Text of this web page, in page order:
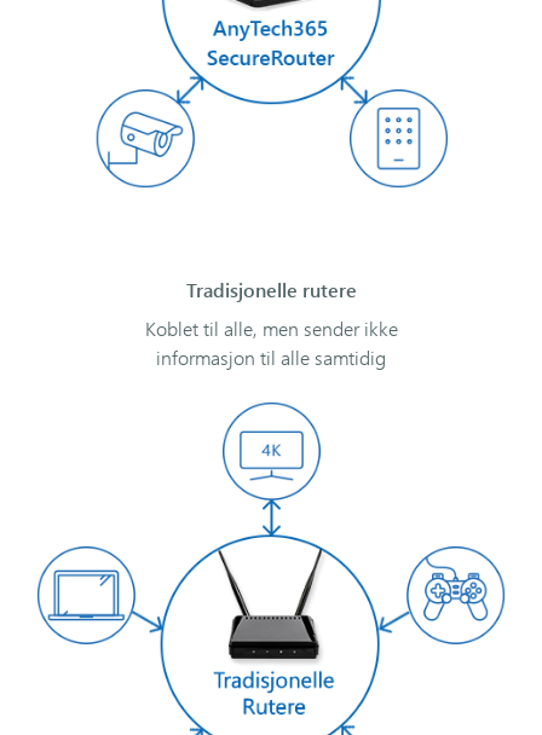
Tradisjonelle rutere
Koblet til alle, men sender ikke
informasjon til alle samtidig